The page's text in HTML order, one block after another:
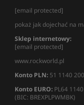
[email protected]
pokaż jak dojechać na
Sklep internetowy:
[email protected]
www.rockworld.pl
Konto PLN: 51 1140
Konto EURO: PL64
(BIC: BREXPLPWMBK)